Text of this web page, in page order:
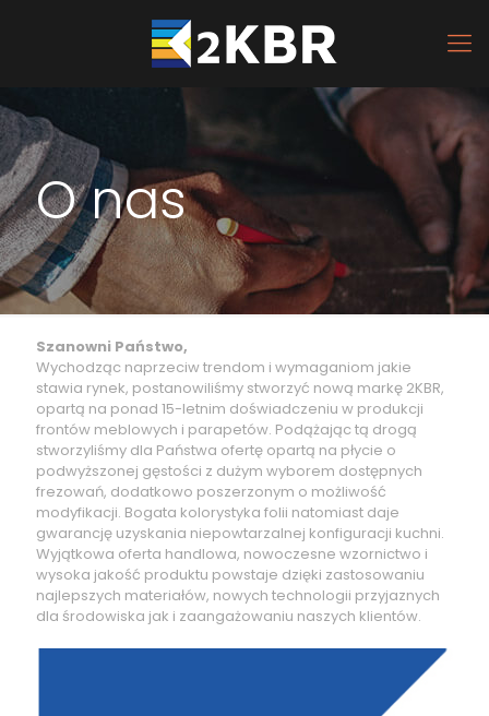
O nas
Szanowni Państwo,
Wychodząc naprzeciw trendom i wymaganiom jakie
stawia rynek, postanowiliśmy stworzyć nową markę 2KBR,
opartą na ponad 15-letnim doświadczeniu w produkcji
frontów meblowych i parapetów. Podążając tą drogą
stworzyliśmy dla Państwa ofertę opartą na płycie o
podwyższonej gęstości z dużym wyborem dostępnych
frezowań, dodatkowo poszerzonym o możliwość
modyfikacji. Bogata kolorystyka folii natomiast daje
gwarancję uzyskania niepowtarzalnej konfiguracji kuchni.
Wyjątkowa oferta handlowa, nowoczesne wzornictwo i
wysoka jakość produktu powstaje dzięki zastosowaniu
najlepszych materiałów, nowych technologii przyjaznych
dla środowiska jak i zaangażowaniu naszych klientów.